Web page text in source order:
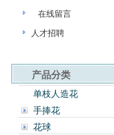
在线留言
人才招聘
产品分类
单枝人造花
手捧花
花球